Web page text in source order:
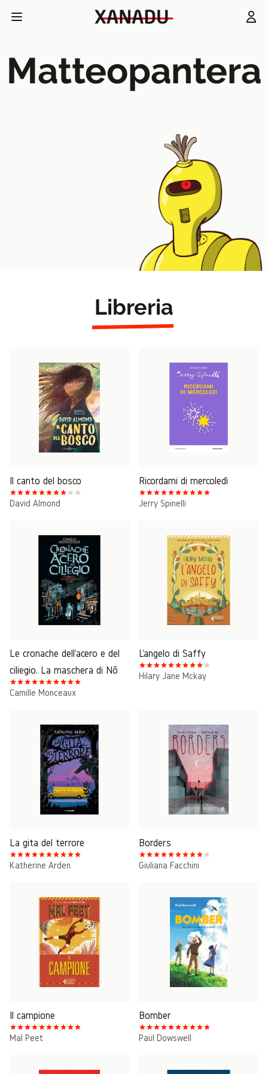
Matteopantera
Libreria
Il canto del bosco
David Almond
Ricordami di mercoledì
Jerry Spinelli
Le cronache dell'acero e del
ciliegio. La maschera di Nō
Camille Monceaux
L'angelo di Saffy
Hilary Jane Mckay
La gita del terrore
Katherine Arden
Borders
Giuliana Facchini
Il campione
Mal Peet
Bomber
Paul Dowswell